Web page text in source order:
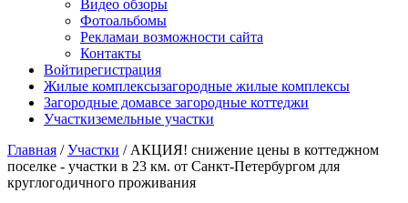
Видео обзоры
Фотоальбомы
Рекламаи возможности сайта
Контакты
Войтирегистрация
Жилые комплексызагородные жилые комплексы
Загородные домавсе загородные коттеджи
Участкиземельные участки
Главная / Участки /АКЦИЯ! снижение цены в коттеджном
поселке - участки в 23 км. от Санкт-Петербургом для
круглогодичного проживания